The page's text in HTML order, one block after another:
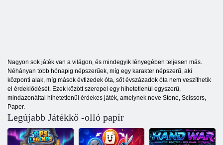
Nagyon sok játék van a világon, és mindegyik lényegében teljesen más.
Néhányan több hónapig népszerűek, míg egy karakter népszerű, aki
központi alak, míg mások évtizedek óta, sőt évszázadok óta nem veszíthetik
el érdeklődését. Ezek között szerepel egy hihetetlenül egyszerű,
mindazonáltal hihetetlenül érdekes játék, amelynek neve Stone, Scissors,
Paper.
Legújabb Játékkő -olló papír